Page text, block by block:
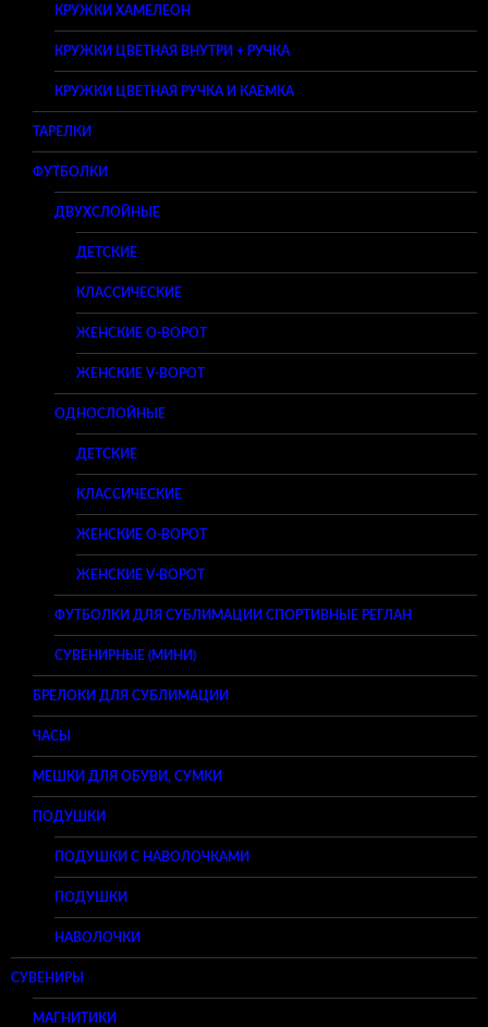
КРУЖКИ ХАМЕЛЕОН
КРУЖКИ ЦВЕТНАЯ ВНУТРИ + РУЧКА
КРУЖКИ ЦВЕТНАЯ РУЧКА И КАЕМКА
ТАРЕЛКИ
ФУТБОЛКИ
ДВУХСЛОЙНЫЕ
ДЕТСКИЕ
КЛАССИЧЕСКИЕ
ЖЕНСКИЕ O-ВОРОТ
ЖЕНСКИЕ V-ВОРОТ
ОДНОСЛОЙНЫЕ
ДЕТСКИЕ
КЛАССИЧЕСКИЕ
ЖЕНСКИЕ O-ВОРОТ
ЖЕНСКИЕ V-ВОРОТ
ФУТБОЛКИ ДЛЯ СУБЛИМАЦИИ СПОРТИВНЫЕ РЕГЛАН
СУВЕНИРНЫЕ (МИНИ)
БРЕЛОКИ ДЛЯ СУБЛИМАЦИИ
ЧАСЫ
МЕШКИ ДЛЯ ОБУВИ, СУМКИ
ПОДУШКИ
ПОДУШКИ С НАВОЛОЧКАМИ
ПОДУШКИ
НАВОЛОЧКИ
СУВЕНИРЫ
МАГНИТИКИ